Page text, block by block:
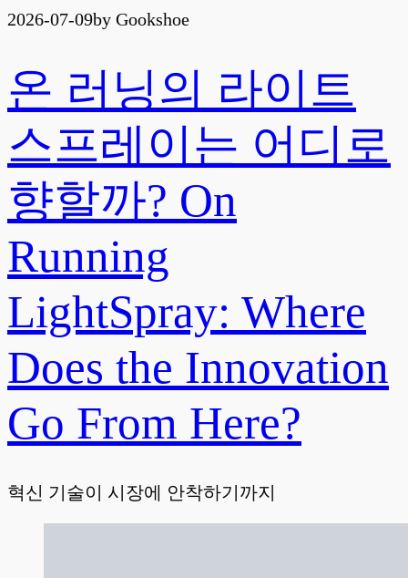
2026-07-09by Gookshoe
온 러닝의 라이트
스프레이는 어디로
향할까? On
Running
LightSpray: Where
Does the Innovation
Go From Here?
혁신 기술이 시장에 안착하기까지